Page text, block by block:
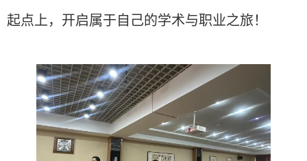
起点上，开启属于自己的学术与职业之旅！